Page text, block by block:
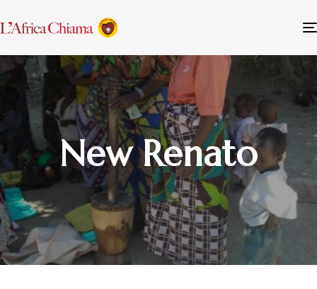
New Renato